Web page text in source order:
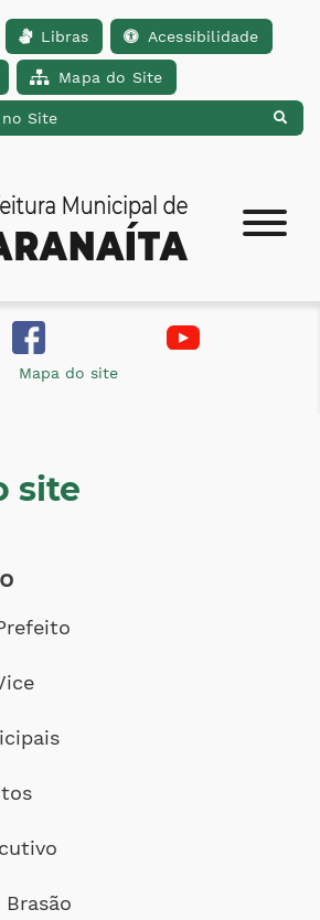
Ir para o menu [alt+2] Ir para a busca
Libras Acessibilidade
Mapa do Site
Mapa do site
site